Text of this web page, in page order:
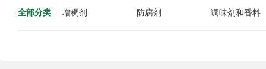
全部分类 增稠剂 防腐剂 调味剂和香料